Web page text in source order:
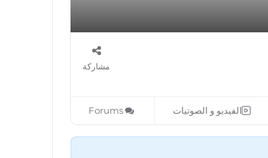
مشاركة
الفيديو و الصوتيات Forums